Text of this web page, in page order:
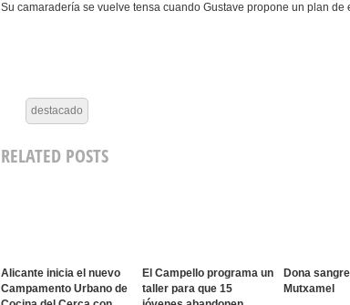
Su camaradería se vuelve tensa cuando Gustave propone un plan de
destacado
RELATED POSTS
Alicante inicia el nuevo
Campamento Urbano de
El Campello programa un
taller para que 15
Dona
Mutxamel